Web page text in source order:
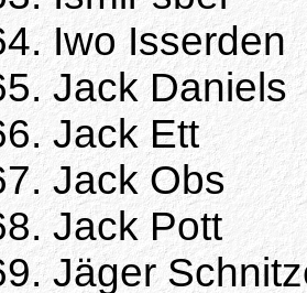
Iwo Isserden
Jack Daniels
Jack Ett
Jack Obs
Jack Pott
Jäger